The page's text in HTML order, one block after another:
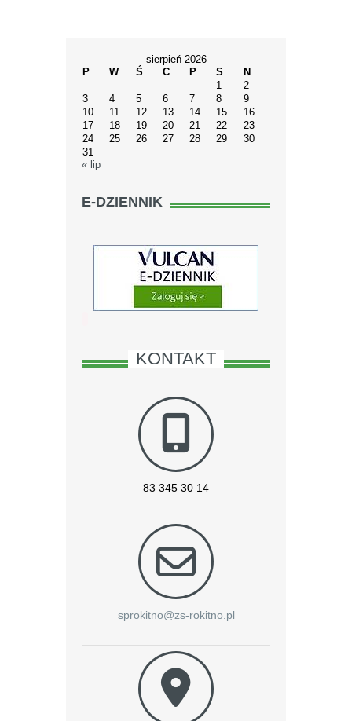
sierpień 2026
P
W Ś C P S
N
1
2
3
4 5 6 7 8
9
10
11 12 13 14 15
16
17
18 19 20 21 22
23
24
25 26 27 28 29
30
31
« lip
E-DZIENNIK
KONTAKT
83 345 30 14
sprokitno@zs-rokitno.pl